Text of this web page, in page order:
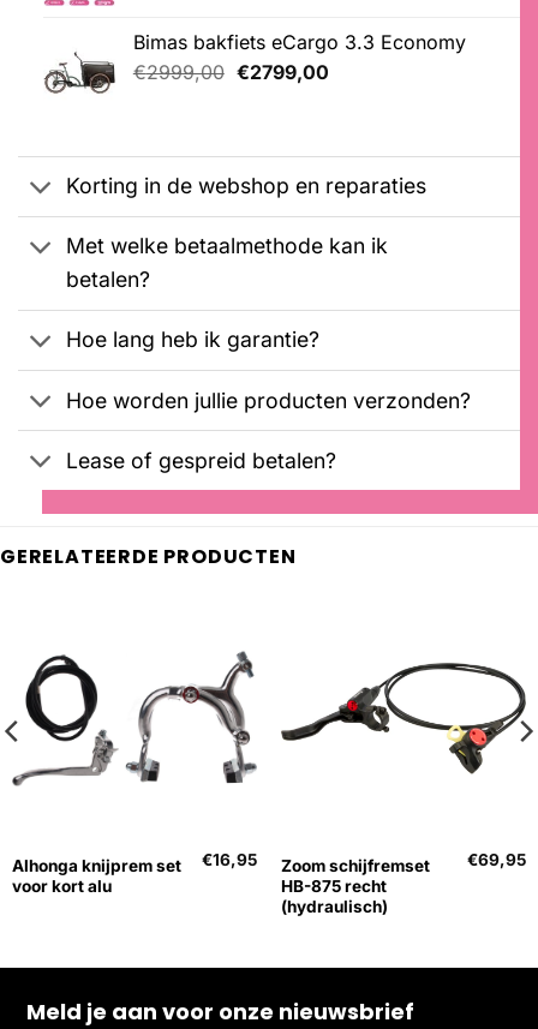
5.00
op 5
gebaseerd
op
klantbeoordeling
€2099,00.€1899,00.
Bimas bakfiets eCargo 3.3 Economy
€2999,00 Oorspronkelijke
€2799,00Huidige
Korting in de webshop en reparaties
Met welke betaalmethode kan ik
betalen?
Hoe lang heb ik garantie?
Hoe worden jullie producten verzonden?
Lease of gespreid betalen?
GERELATEERDE PRODUCTEN
Alhonga knijprem set
voor kort alu
€16,95
Zoom schijfremset
HB-875 recht
(hydraulisch)
€69,95
Meld je aan voor onze nieuwsbrief